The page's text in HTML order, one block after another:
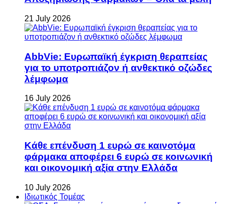
21 July 2026
AbbVie: Ευρωπαϊκή έγκριση θεραπείας
για το υποτροπιάζον ή ανθεκτικό οζώδες
λέμφωμα
16 July 2026
Κάθε επένδυση 1 ευρώ σε καινοτόμα
φάρμακα αποφέρει 6 ευρώ σε κοινωνική
και οικονομική αξία στην Ελλάδα
10 July 2026
Ιδιωτικός Τομέας